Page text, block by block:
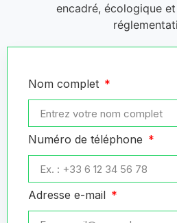
encadré, écologique
Nom complet
Numéro de téléphone
Adresse e-mail